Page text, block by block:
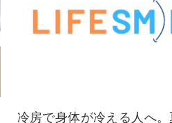
冷房で身体が冷える人へ